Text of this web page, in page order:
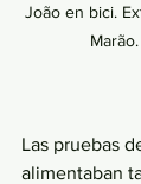
João en bici.
Las pruebas
alimentaban